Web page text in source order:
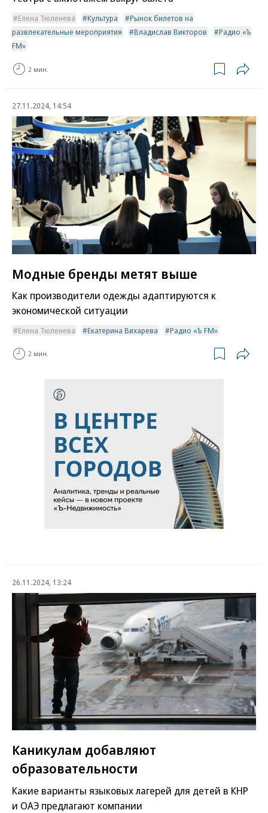
Елена Тюленева Культура
Рынок билетов на
развлекательные мероприятия
Владислав Викторов
Радио «Ъ
FM»
2 мин.
27.11.2024, 14:54
Модные бренды метят выше
Как производители одежды адаптируются к
экономической ситуации
Елена Тюленева Екатерина Вихарева Радио «Ъ FM»
2 мин.
26.11.2024, 13:24
Каникулам добавляют
образовательности
Какие варианты языковых лагерей для детей в КНР
и ОАЭ предлагают компании